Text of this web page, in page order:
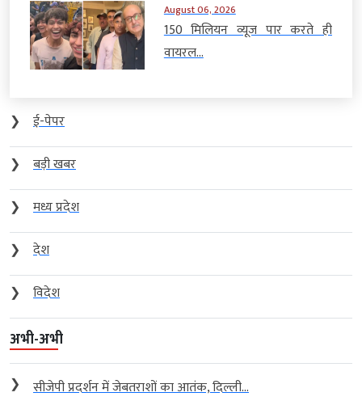
August 06, 2026
150 मिलियन व्यूज पार करते ही
वायरल...
❯
ई-पेपर
❯
बड़ी खबर
❯
मध्य प्रदेश
❯
देश
❯
विदेश
अभी-अभी
❯ सीजेपी प्रदर्शन में जेबतराशों का आतंक, दिल्ली...